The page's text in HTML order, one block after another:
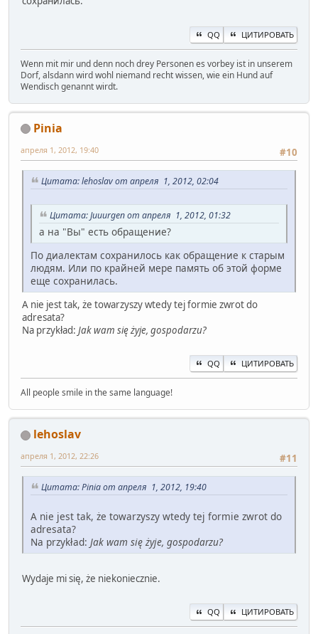
QQ ЦИТИРОВАТЬ
Wenn mit mir und denn noch drey Personen es vorbey ist in unserem
Dorf, alsdann wird wohl niemand recht wissen, wie ein Hund auf
Wendisch genannt wirdt.
Pinia
#10
апреля 1, 2012, 19:40
Цитата: lehoslav от апреля 1, 2012, 02:04
Цитата: Juuurgen от апреля 1, 2012, 01:32
а на "Вы" есть обращение?
По диалектам сохранилось как обращение к старым
людям. Или по крайней мере память об этой форме
еще сохранилась.
A nie jest tak, że towarzyszy wtedy tej formie zwrot do
adresata?
Na przykład: Jak wam się żyje, gospodarzu?
QQ ЦИТИРОВАТЬ
All people smile in the same language!
lehoslav
#11
апреля 1, 2012, 22:26
Цитата: Pinia от апреля 1, 2012, 19:40
A nie jest tak, że towarzyszy wtedy tej formie zwrot do
adresata?
Na przykład: Jak wam się żyje, gospodarzu?
Wydaje mi się, że niekoniecznie.
QQ ЦИТИРОВАТЬ